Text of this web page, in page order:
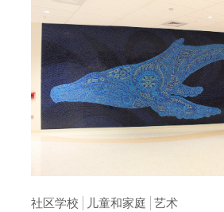
社区学校 儿童和家庭 艺术